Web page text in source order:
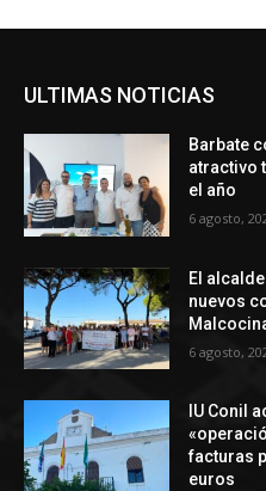
ULTIMAS NOTICIAS
Barbate
atractivo
el año
6 agosto,
El
nuevos
6 agosto,
IU Conil
facturas
euros